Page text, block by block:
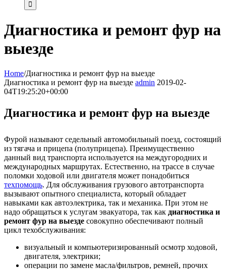
Диагностика и ремонт фур на
выезде
Home/Диагностика и ремонт фур на выезде
Диагностика и ремонт фур на выезде admin 2019-02-
04T19:25:20+00:00
Диагностика и ремонт фур на выезде
Фурой называют седельный автомобильный поезд, состоящий
из тягача и прицепа (полуприцепа). Преимущественно
данный вид транспорта используется на междугородних и
международных маршрутах. Естественно, на трассе в случае
поломки ходовой или двигателя может понадобиться
техпомощь. Для обслуживания грузового автотранспорта
вызывают опытного специалиста, который обладает
навыками как автоэлектрика, так и механика. При этом не
надо обращаться к услугам эвакуатора, так как диагностика и
ремонт фур на выезде совокупно обеспечивают полный
цикл техобслуживания:
визуальный и компьютеризированный осмотр ходовой,
двигателя, электрики;
операции по замене масла/фильтров, ремней, прочих